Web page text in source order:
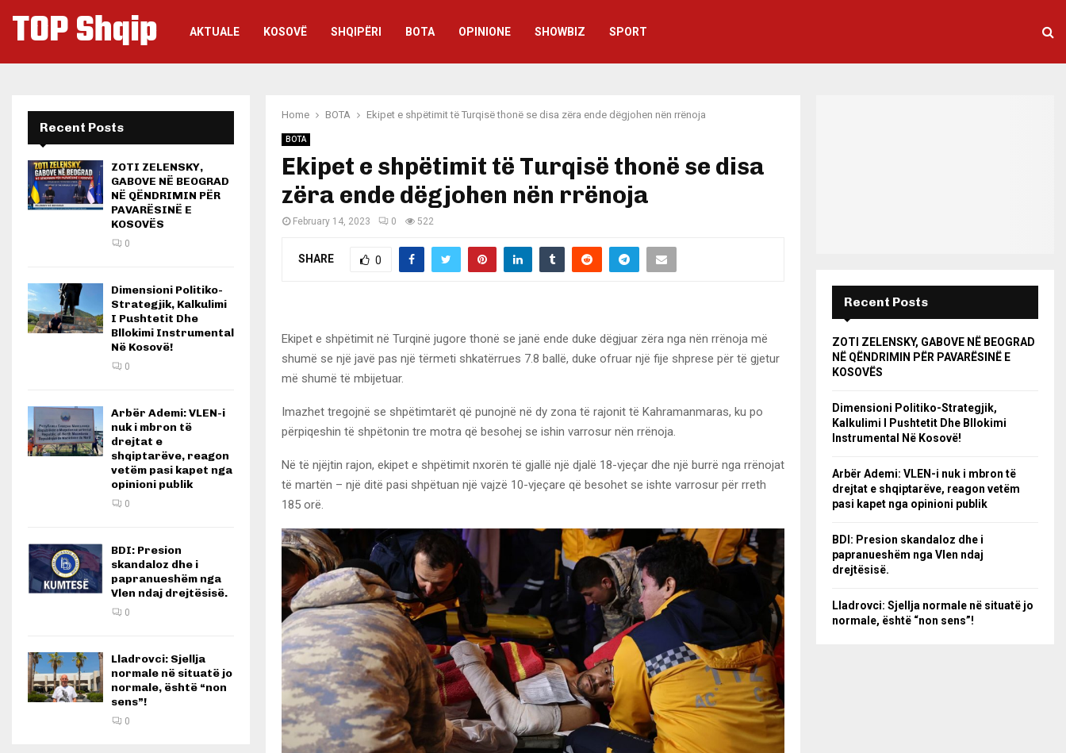
TOP Shqip AKTUALE KOSOVË SHQIPËRI BOTA OPINIONE SHOWBIZ SPORT
Home BOTA Ekipet e shpëtimit të Turqisë thonë se disa zëra ende dëgjohen nën rrënoja
BOTA
Ekipet e shpëtimit të Turqisë thonë se disa
zëra ende dëgjohen nën rrënoja
February 14, 2023 0 522
SHARE 0
Ekipet e shpëtimit në Turqinë jugore thonë se janë ende duke dëgjuar zëra nga nën rrënoja më
shumë se një javë pas një tërmeti shkatërrues 7.8 ballë, duke ofruar një fije shprese për të gjetur
më shumë të mbijetuar.
Imazhet tregojnë se shpëtimtarët që punojnë në dy zona të rajonit të Kahramanmaras, ku po
përpiqeshin të shpëtonin tre motra që besohej se ishin varrosur nën rrënoja.
Në të njëjtin rajon, ekipet e shpëtimit nxorën të gjallë një djalë 18-vjeçar dhe një burrë nga rrënojat
të martën – një ditë pasi shpëtuan një vajzë 10-vjeçare që besohet se ishte varrosur për rreth
185 orë.
Recent Posts
ZOTI ZELENSKY,
GABOVE NË BEOGRAD
NË QËNDRIMIN PËR
PAVARËSINË E
KOSOVËS
0
Dimensioni Politiko-
Strategjik, Kalkulimi
I Pushtetit Dhe
Bllokimi Instrumental
Në Kosovë!
0
Arbër Ademi: VLEN-i
nuk i mbron të
drejtat e
shqiptarëve, reagon
vetëm pasi kapet nga
opinioni publik
0
BDI: Presion
skandaloz dhe i
papranueshëm nga
Vlen ndaj drejtësisë.
0
Lladrovci: Sjellja
normale në situatë jo
normale, është “non
sens”!
0
Recent Posts
ZOTI ZELENSKY, GABOVE NË BEOGRAD
NË QËNDRIMIN PËR PAVARËSINË E
KOSOVËS
Dimensioni Politiko-Strategjik,
Kalkulimi I Pushtetit Dhe Bllokimi
Instrumental Në Kosovë!
Arbër Ademi: VLEN-i nuk i mbron të
drejtat e shqiptarëve, reagon vetëm
pasi kapet nga opinioni publik
BDI: Presion skandaloz dhe i
papranueshëm nga Vlen ndaj
drejtësisë.
Lladrovci: Sjellja normale në situatë jo
normale, është “non sens”!